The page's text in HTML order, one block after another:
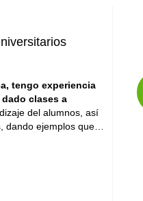
tengo experiencia
clases a
del alumnos, así
dando ejemplos que